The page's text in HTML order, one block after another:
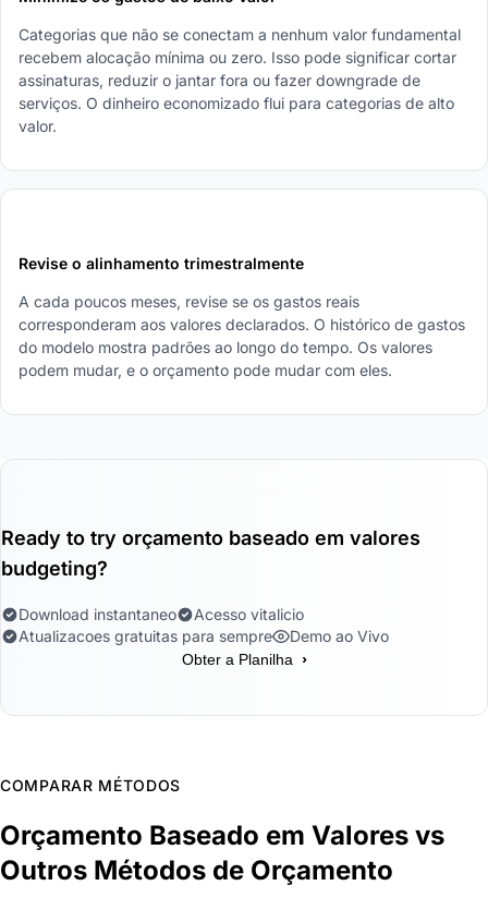
Categorias que não se conectam a nenhum valor fundamental
recebem alocação mínima ou zero. Isso pode significar cortar
assinaturas, reduzir o jantar fora ou fazer downgrade de
serviços. O dinheiro economizado flui para categorias de alto
valor.
Revise o alinhamento trimestralmente
A cada poucos meses, revise se os gastos reais
corresponderam aos valores declarados. O histórico de gastos
do modelo mostra padrões ao longo do tempo. Os valores
podem mudar, e o orçamento pode mudar com eles.
Ready to try orçamento baseado em valores
budgeting?
Download instantaneo
Acesso vitalicio
Atualizacoes gratuitas para sempre
Demo ao Vivo
Obter a Planilha ›
COMPARAR MÉTODOS
Orçamento Baseado em Valores vs
Outros Métodos de Orçamento